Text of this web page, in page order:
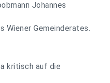
Johannes
Gemeinderates.
kritisch auf die